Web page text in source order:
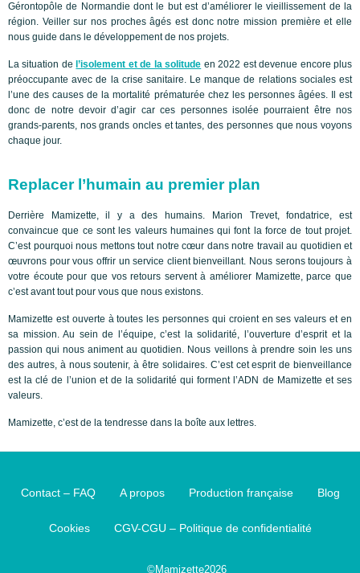
Gérontopôle de Normandie dont le but est d’améliorer le vieillissement de la
région. Veiller sur nos proches âgés est donc notre mission première et elle
nous guide dans le développement de nos projets.
La situation de l’isolement et de la solitude en 2022 est devenue encore plus
préoccupante avec de la crise sanitaire. Le manque de relations sociales est
l’une des causes de la mortalité prématurée chez les personnes âgées. Il est
donc de notre devoir d’agir car ces personnes isolée pourraient être nos
grands-parents, nos grands oncles et tantes, des personnes que nous voyons
chaque jour.
Replacer l’humain au premier plan
Derrière Mamizette, il y a des humains. Marion Trevet, fondatrice, est
convaincue que ce sont les valeurs humaines qui font la force de tout projet.
C’est pourquoi nous mettons tout notre cœur dans notre travail au quotidien et
œuvrons pour vous offrir un service client bienveillant. Nous serons toujours à
votre écoute pour que vos retours servent à améliorer Mamizette, parce que
c’est avant tout pour vous que nous existons.
Mamizette est ouverte à toutes les personnes qui croient en ses valeurs et en
sa mission. Au sein de l’équipe, c’est la solidarité, l’ouverture d’esprit et la
passion qui nous animent au quotidien. Nous veillons à prendre soin les uns
des autres, à nous soutenir, à être solidaires. C’est cet esprit de bienveillance
est la clé de l’union et de la solidarité qui forment l’ADN de Mamizette et ses
valeurs.
Mamizette, c’est de la tendresse dans la boîte aux lettres.
Contact – FAQ A propos Production française Blog
Cookies CGV-CGU – Politique de confidentialité
©Mamizette2026